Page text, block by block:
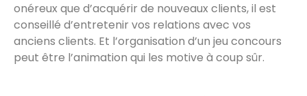
onéreux que d’acquérir de nouveaux clients, il est
conseillé d’entretenir vos relations avec vos
anciens clients. Et l’organisation d’un jeu concours
peut être l’animation qui les motive à coup sûr.